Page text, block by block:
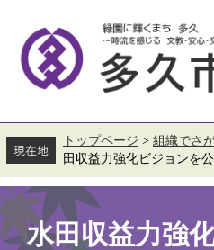
す。
し
て
へ
トップページ > 組織でさ
田収益力強化ビジョンを
本
文
水田収益力強